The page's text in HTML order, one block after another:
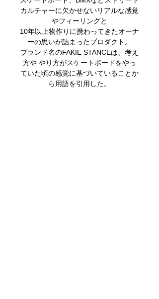
カルチャーに欠かせないリアルな感覚
やフィーリングと
10年以上物作りに携わってきたオーナ
ーの思いが詰まったプロダクト。
ブランド名のFAKIE STANCEは、考え
方や やり方がスケートボードをやっ
ていた頃の感覚に基づいていることか
ら用語を引用した。